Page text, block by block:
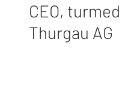
CEO, turmed
Thurgau AG